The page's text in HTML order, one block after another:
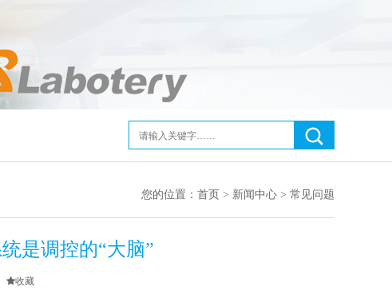
您的位置： 首页 > 新闻中心 > 常见问题
是调控的“大脑”
收藏